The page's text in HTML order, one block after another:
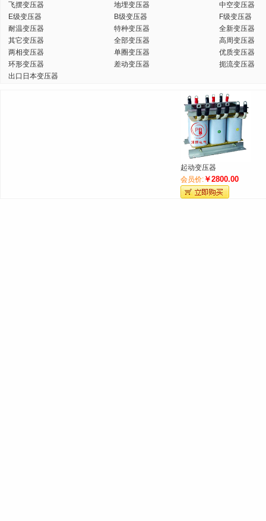
飞摆变压器
地埋变压器
中空变压器
E级变压器
B级变压器
F级变压器
耐温变压器
特种变压器
全新变压器
其它变压器
全部变压器
高周变压器
两相变压器
单圈变压器
优质变压器
环形变压器
差动变压器
扼流变压器
出口日本变压器
起动变压器
会员价:￥2800.00